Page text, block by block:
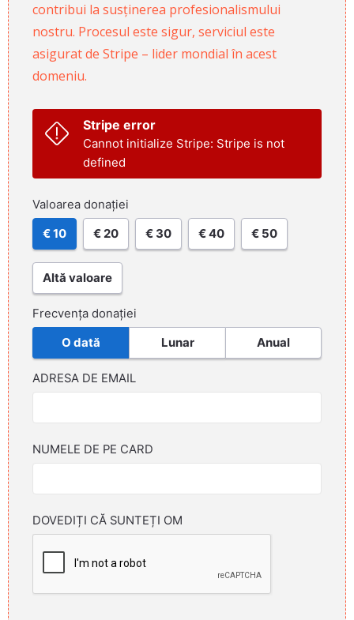
contribui la susținerea profesionalismului
nostru. Procesul este sigur, serviciul este
asigurat de Stripe – lider mondial în acest
domeniu.
Stripe error
Cannot initialize Stripe: Stripe is not
defined
Valoarea donației
€ 10 € 20 € 30 € 40 € 50
Altă valoare
Frecvența donației
O dată Lunar Anual
ADRESA DE EMAIL
NUMELE DE PE CARD
DOVEDIȚI CĂ SUNTEȚI OM